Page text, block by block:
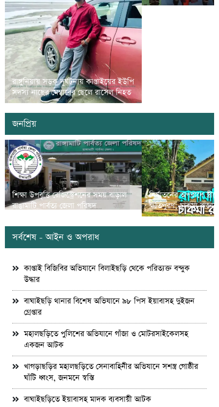
রাঙ্গুনিয়ায় সড়ক দূর্ঘটনায় কাপ্তাইয়ের ইউপি
সদস্য নাছের মেম্বারের ছেলে রাসেল নিহত
জনপ্রিয়
শিক্ষা উপবৃত্তি রেজিস্ট্রেশনের সময় বাড়াল
রাঙামাটি পার্বত্য জেলা পরিষদ
নির্যাতনের অপরাধে
ক্ষতিপুরণ; চাকমা
সর্বশেষ - আইন ও অপরাধ
কাপ্তাই বিজিবির অভিযানে বিলাইছড়ি থেকে পরিত্যক্ত বন্দুক
উদ্ধার
বাঘাইছড়ি থানার বিশেষ অভিযানে ৯৮ পিস ইয়াবাসহ দুইজন
গ্রেপ্তার
মহালছড়িতে পুলিশের অভিযানে গাঁজা ও মোটরসাইকেলসহ
একজন আটক
খাগড়াছড়ির মহালছড়িতে সেনাবাহিনীর অভিযানে সশস্ত্র গোষ্ঠীর
ঘাঁটি ধ্বংস, জনমনে স্বস্তি
বাঘাইছড়িতে ইয়াবাসহ মাদক ব্যবসায়ী আটক